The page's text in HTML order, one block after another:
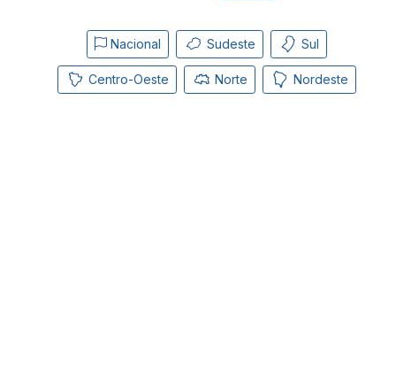
Nacional Sudeste Sul
Centro-Oeste Norte Nordeste